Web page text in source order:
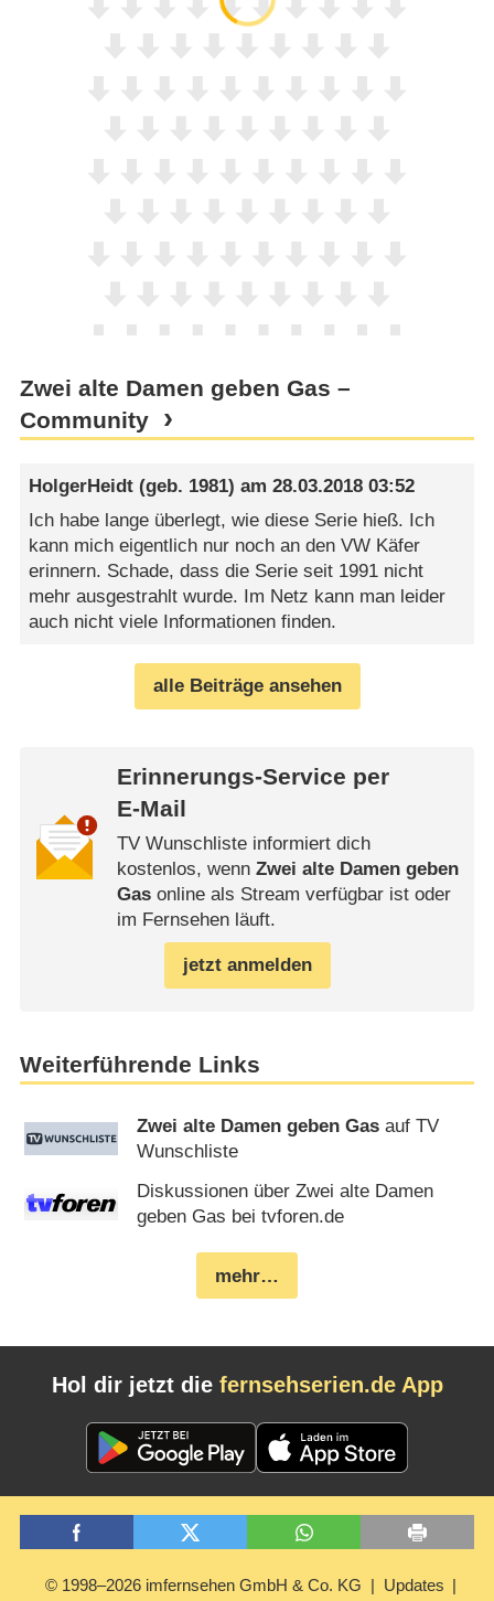
Zwei alte Damen geben Gas –
Community
HolgerHeidt (geb. 1981) am28.03.2018 03:52
Ich habe lange überlegt, wie diese Serie hieß. Ich
kann mich eigentlich nur noch an den VW Käfer
erinnern. Schade, dass die Serie seit 1991 nicht
mehr ausgestrahlt wurde. Im Netz kann man leider
auch nicht viele Informationen finden.
alle Beiträge ansehen
Erinnerungs-Service per
E-Mail
TV Wunschliste informiert dich
kostenlos, wenn Zwei alte Damen geben
Gasonline als Stream verfügbar ist oder
im Fernsehen läuft.
jetzt anmelden
Weiterführende Links
Zwei alte Damen geben Gas auf TV
Wunschliste
Diskussionen über Zwei alte Damen
geben Gas bei tvforen.de
mehr…
Hol dir jetzt die fernsehserien.de App
© 1998–2026 imfernsehen GmbH & Co. KG Updates